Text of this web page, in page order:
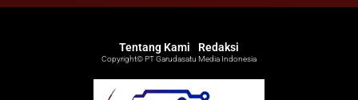
Tentang Kami Redaksi
Copyright© PT Garudasatu Media Indonesia